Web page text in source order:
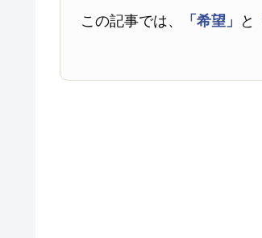
この記事では、 「希望」 と